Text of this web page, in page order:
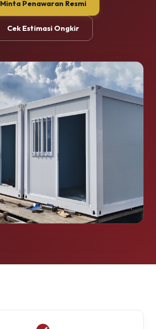
Minta Penawaran Resmi
Cek Estimasi Ongkir